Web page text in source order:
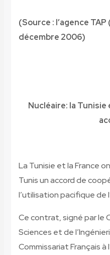
(Source : l’agence
décembre 2006)
Nucléaire: la
La Tunisie et la France
Tunis un accord de
l’utilisation pacifique de
Ce contrat, signé par le
Sciences et de
Commissariat Français à